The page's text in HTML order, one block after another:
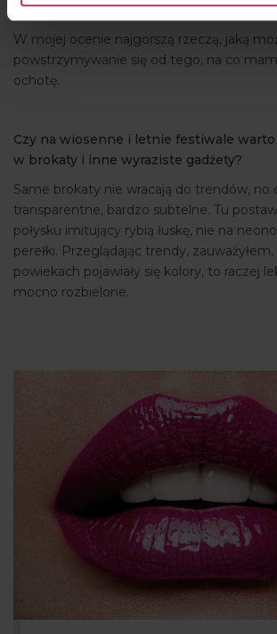
warto z niej korzystać.
W mojej ocenie najgorszą rzeczą, jaką
powstrzymywanie się od tego, na co
ochotę.
Czy na wiosenne i letnie festiwale
w brokaty i inne wyraziste gadżety?
Same brokaty nie wracają do trendów, no
transparentne, bardzo subtelne. Tu
połysku imitujący rybią łuskę, nie na
perełki. Przeglądając trendy,
powiekach pojawiały się kolory, to raczej
mocno rozbielone.